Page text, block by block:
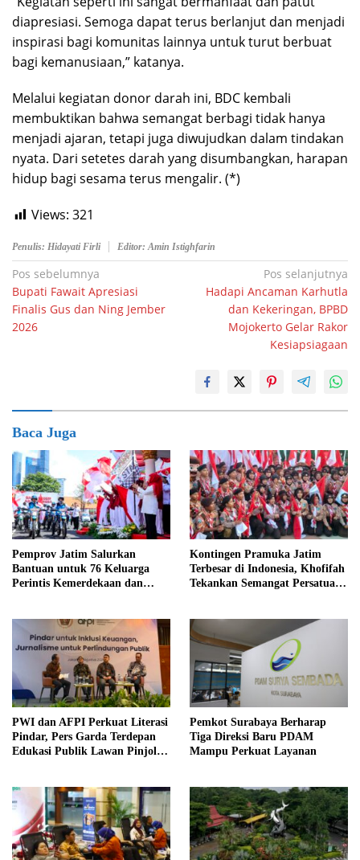
diapresiasi. Semoga dapat terus berlanjut dan menjadi
inspirasi bagi komunitas lainnya untuk turut berbuat
bagi kemanusiaan,” katanya.
Melalui kegiatan donor darah ini, BDC kembali
membuktikan bahwa semangat berbagi tidak hanya
menjadi ajaran, tetapi juga diwujudkan dalam tindakan
nyata. Dari setetes darah yang disumbangkan, harapan
hidup bagi sesama terus mengalir. (*)
Views: 321
Penulis: Hidayati Firli Editor: Amin Istighfarin
Navigasi
pos
Pos sebelumnya
Bupati Fawait Apresiasi
Finalis Gus dan Ning Jember
2026
Pos selanjutnya
Hadapi Ancaman Karhutla
dan Kekeringan, BPBD
Mojokerto Gelar Rakor
Kesiapsiagaan
Baca Juga
Pemprov Jatim Salurkan
Bantuan untuk 76 Keluarga
Perintis Kemerdekaan dan
Kontingen Pramuka Jatim
Terbesar di Indonesia, Khofifah
Tekankan Semangat Persatuan
PWI dan AFPI Perkuat Literasi
Pindar, Pers Garda Terdepan
Edukasi Publik Lawan Pinjol
Pemkot Surabaya Berharap
Tiga Direksi Baru PDAM
Mampu Perkuat Layanan